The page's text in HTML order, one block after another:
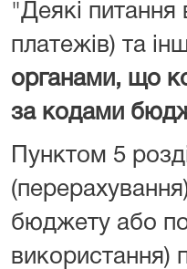
"Деякі питання
платежів) та
органами, що
за кодами
Пунктом 5
бюджету або
використання)